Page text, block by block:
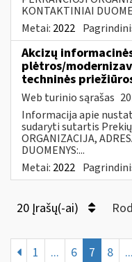
KONTAKTINIAI
Metai: 2022
Akcizų
plėtros/
techninės
Web turinio sąrašas
Informacija apie
sudaryti sutartis
ORGANIZACIJA,
DUOMENYS:...
Metai: 2022
20 Įrašų(-ai)
1 ... 6 7 8 ...